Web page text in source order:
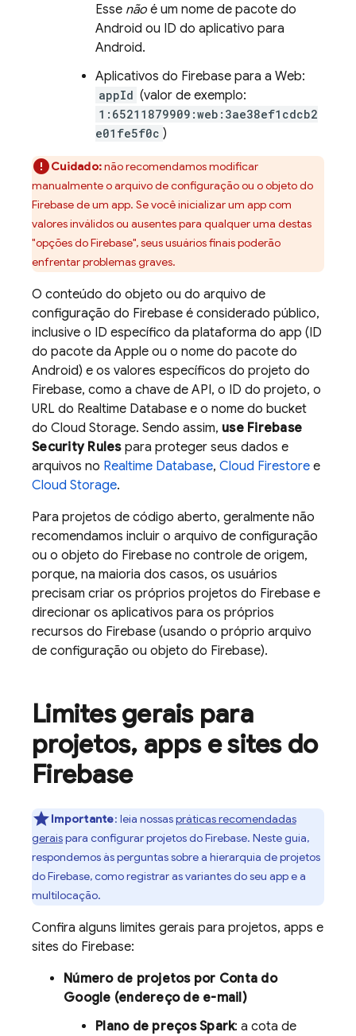
Esse não é um nome de pacote do
Android ou ID do aplicativo para
Android.
Aplicativos do Firebase para a Web:
appId (valor de exemplo:
1:65211879909:web:3ae38ef1cdcb2
e01fe5f0c )
Cuidado:não recomendamos modificar
manualmente o arquivo de configuração ou o objeto do
Firebase de um app. Se você inicializar um app com
valores inválidos ou ausentes para qualquer uma destas
"opções do Firebase", seus usuários finais poderão
enfrentar problemas graves.
O conteúdo do objeto ou do arquivo de
configuração do Firebase é considerado público,
inclusive o ID específico da plataforma do app (ID
do pacote da Apple ou o nome do pacote do
Android) e os valores específicos do projeto do
Firebase, como a chave de API, o ID do projeto, o
URL do Realtime Database e o nome do bucket
do Cloud Storage. Sendo assim, use Firebase
Security Rulespara proteger seus dados e
arquivos no Realtime Database, Cloud Firestore e
Cloud Storage.
Para projetos de código aberto, geralmente não
recomendamos incluir o arquivo de configuração
ou o objeto do Firebase no controle de origem,
porque, na maioria dos casos, os usuários
precisam criar os próprios projetos do Firebase e
direcionar os aplicativos para os próprios
recursos do Firebase (usando o próprio arquivo
de configuração ou objeto do Firebase).
Limites gerais para
projetos, apps e sites do
Firebase
Importante: leia nossaspráticas recomendadas
geraispara configurar projetos do Firebase. Neste guia,
respondemos às perguntas sobre a hierarquia de projetos
do Firebase, como registrar as variantes do seu app e a
multilocação.
Confira alguns limites gerais para projetos, apps e
sites do Firebase:
Número de projetos por Conta do
Google (endereço de e-mail)
Plano de preços Spark: a cota de